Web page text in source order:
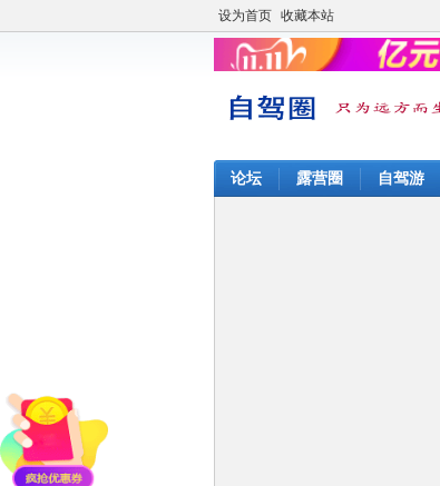
设为首页 收藏本站
论坛 露营圈 自驾游